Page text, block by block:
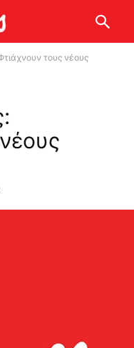
τους νέους